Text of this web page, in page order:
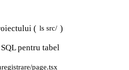
( ls src/ )
pentru tabel
page.tsx